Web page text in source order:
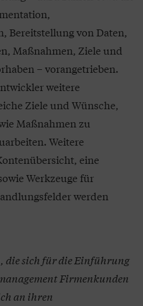
Bereitstellung von Daten,
Maßnahmen, Ziele und
– vorangetrieben.
weitere
Ziele und Wünsche,
Maßnahmen zu
Weitere
eine
Werkzeuge für
werden
die sich für die Einführung
Firmenkunden
an ihren